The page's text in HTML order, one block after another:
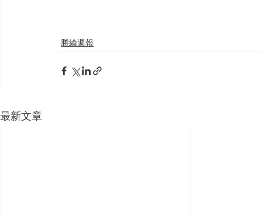
勝綸週報
最新文章